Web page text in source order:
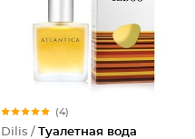
(4)
Dilis / Туалетная вода